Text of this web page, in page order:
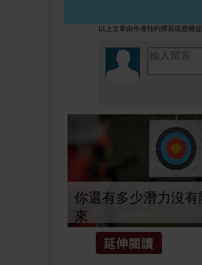
以上文章由作者特約撰寫或授權
你還有多少潛力沒有
來